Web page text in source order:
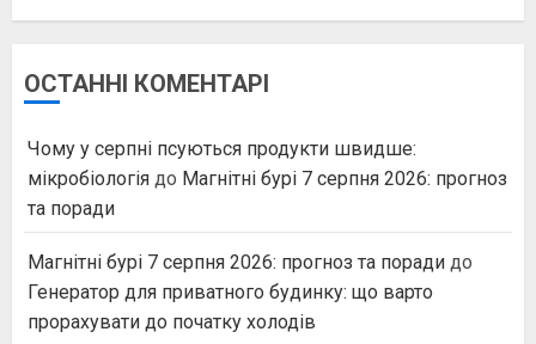
ОСТАННІ КОМЕНТАРІ
Чому у серпні псуються продукти швидше:
мікробіологія до Магнітні бурі 7 серпня 2026: прогноз
та поради
Магнітні бурі 7 серпня 2026: прогноз та поради до
Генератор для приватного будинку: що варто
прорахувати до початку холодів